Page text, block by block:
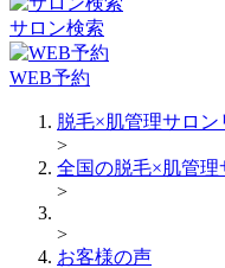
サロン検索
WEB予約
脱毛×肌管理サロン
>
全国の脱毛×肌管理
>
>
お客様の声